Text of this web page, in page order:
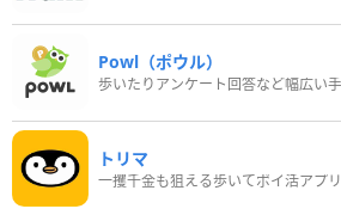
Powl（ポウル）
トリマ
一攫千金も狙える歩いてポイ活アプリ